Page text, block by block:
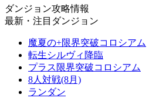
ダンジョン攻略情報
最新・注目ダンジョン
魔夏の+限界突破コロシアム
転生シルヴィ降臨
プラス限界突破コロシアム
8人対戦(8月)
ランダン